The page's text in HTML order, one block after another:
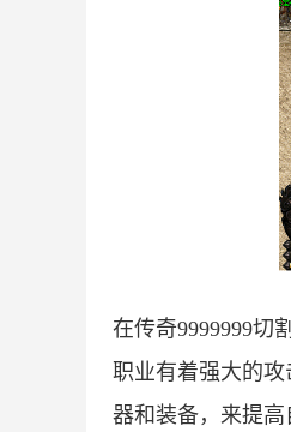
在传奇9999999切
职业有着强大的
器和装备，来提高